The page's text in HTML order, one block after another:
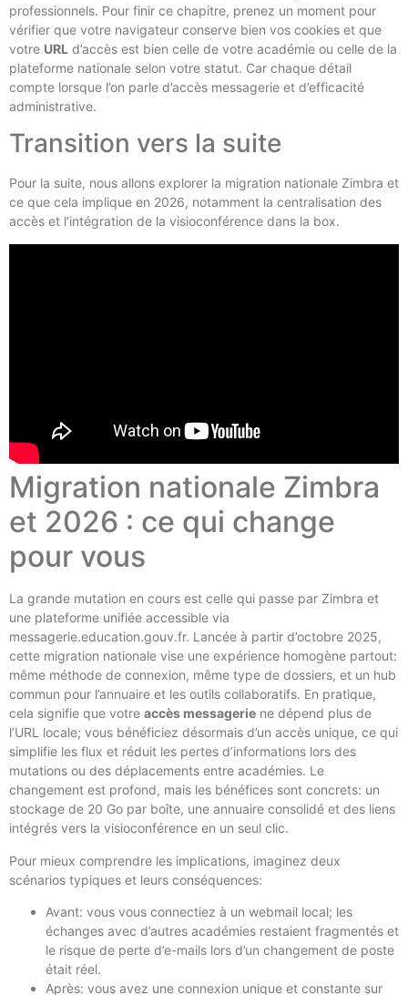
professionnels. Pour finir ce chapitre, prenez un moment pour
vérifier que votre navigateur conserve bien vos cookies et que
votre URL d’accès est bien celle de votre académie ou celle de la
plateforme nationale selon votre statut. Car chaque détail
compte lorsque l’on parle d’accès messagerie et d’efficacité
administrative.
Transition vers la suite
Pour la suite, nous allons explorer la migration nationale Zimbra et
ce que cela implique en 2026, notamment la centralisation des
accès et l’intégration de la visioconférence dans la box.
Migration nationale Zimbra
et 2026 : ce qui change
pour vous
La grande mutation en cours est celle qui passe par Zimbra et
une plateforme unifiée accessible via
messagerie.education.gouv.fr. Lancée à partir d’octobre 2025,
cette migration nationale vise une expérience homogène partout:
même méthode de connexion, même type de dossiers, et un hub
commun pour l’annuaire et les outils collaboratifs. En pratique,
cela signifie que votre accès messagerie ne dépend plus de
l’URL locale; vous bénéficiez désormais d’un accès unique, ce qui
simplifie les flux et réduit les pertes d’informations lors des
mutations ou des déplacements entre académies. Le
changement est profond, mais les bénéfices sont concrets: un
stockage de 20 Go par boîte, une annuaire consolidé et des liens
intégrés vers la visioconférence en un seul clic.
Pour mieux comprendre les implications, imaginez deux
scénarios typiques et leurs conséquences:
Avant: vous vous connectiez à un webmail local; les
échanges avec d’autres académies restaient fragmentés et
le risque de perte d’e-mails lors d’un changement de poste
était réel.
Après: vous avez une connexion unique et constante sur